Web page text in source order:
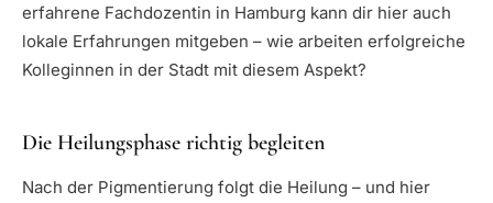
erfahrene Fachdozentin in Hamburg kann dir hier auch
lokale Erfahrungen mitgeben – wie arbeiten erfolgreiche
Kolleginnen in der Stadt mit diesem Aspekt?
Die Heilungsphase richtig begleiten
Nach der Pigmentierung folgt die Heilung – und hier